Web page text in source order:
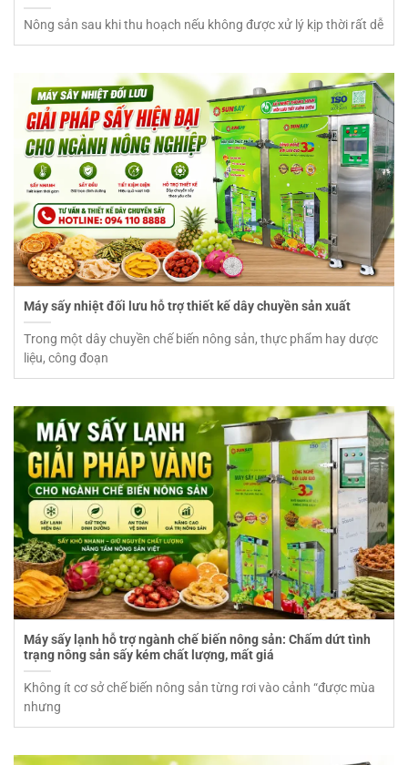
Nông sản sau khi thu hoạch nếu không được xử lý kịp thời rất dễ
Máy sấy nhiệt đối lưu hỗ trợ thiết kế dây chuyền sản xuất
Trong một dây chuyền chế biến nông sản, thực phẩm hay dược
liệu, công đoạn
Máy sấy lạnh hỗ trợ ngành chế biến nông sản: Chấm dứt tình
trạng nông sản sấy kém chất lượng, mất giá
Không ít cơ sở chế biến nông sản từng rơi vào cảnh “được mùa
nhưng